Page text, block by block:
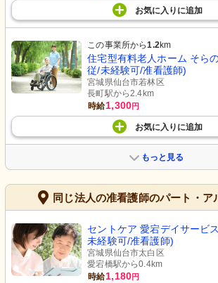
お気に入り に追加
この事業所から1.2km
住宅型有料老人ホーム そら
従/未経験可/准看護師)
宮城県仙台市若林区
長町駅から2.4km
時給1,300円
お気に入り に追加
もっと見る
同じ法人の准看護師のパート・ア
セントケア 愛宕デイサービ
未経験可/准看護師)
宮城県仙台市太白区
愛宕橋駅から0.4km
時給1,180円